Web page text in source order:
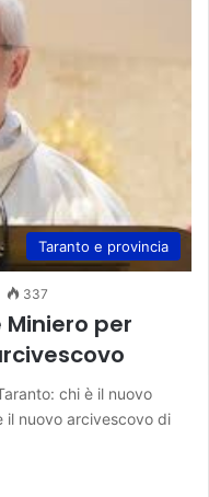
Taranto e provincia
337
per
chi è il nuovo
il nuovo arcivescovo di